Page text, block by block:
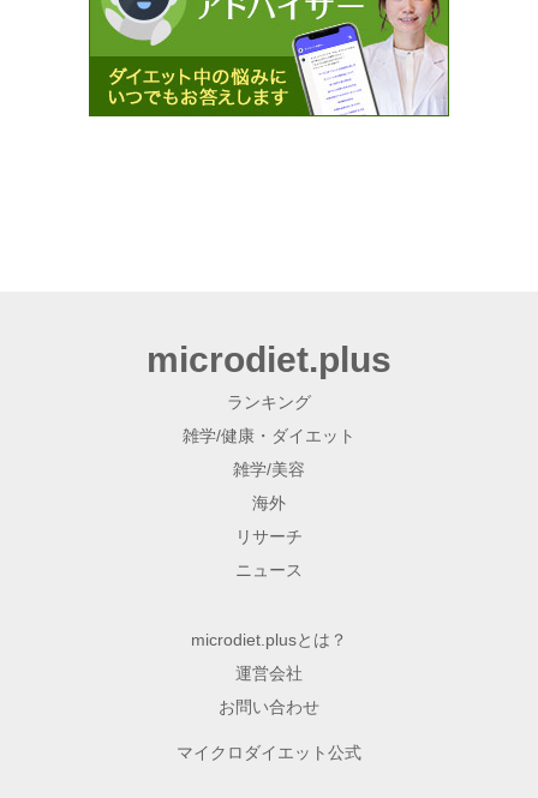
microdiet.plus
ランキング
雑学/健康・ダイエット
雑学/美容
海外
リサーチ
ニュース
microdiet.plusとは？
運営会社
お問い合わせ
マイクロダイエット公式